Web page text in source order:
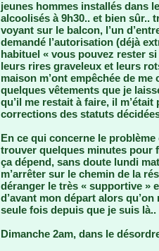
jeunes hommes installés dans
alcoolisés à 9h30.. et bien sûr..
voyant sur le balcon, l’un
demandé l’autorisation (déjà
habituel « vous pouvez rester
leurs rires graveleux et leurs
maison m’ont empêchée de me
quelques vêtements que je
qu’il me restait à faire, il
corrections des statuts
En ce qui concerne le
trouver quelques minutes pour
ça dépend, sans doute lundi
m’arrêter sur le chemin de la
déranger le très « supportive »
d’avant mon départ alors
seule fois depuis que je suis là..
Dimanche 2am, dans le